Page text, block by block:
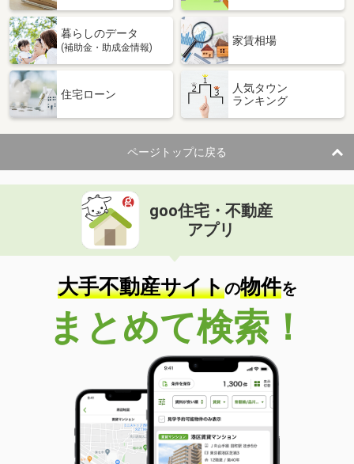
暮らしのデータ
(補助金・助成金情報)
家賃相場
住宅ローン
人気タウン
ランキング
ページトップに戻る
goo住宅・不動産
アプリ
大手不動産サイトの物件を
まとめて検索！